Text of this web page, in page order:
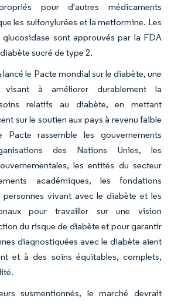
pour d'autres médicaments
les sulfonylurées et la metformine. Les
sont approuvés par la FDA
sucré de type 2.
lancé le Pacte mondial sur le diabète, une
visant à améliorer durablement la
relatifs au diabète, en mettant
sur le soutien aux pays à revenu faible
Pacte rassemble les gouvernements
des Nations Unies, les
les entités du secteur
académiques, les fondations
personnes vivant avec le diabète et les
pour travailler sur une vision
du risque de diabète et pour garantir
diagnostiquées avec le diabète aient
et à des soins équitables, complets,
susmentionnés, le marché devrait